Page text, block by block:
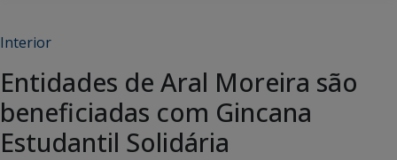
Interior
Entidades de Aral Moreira são
beneficiadas com Gincana
Estudantil Solidária